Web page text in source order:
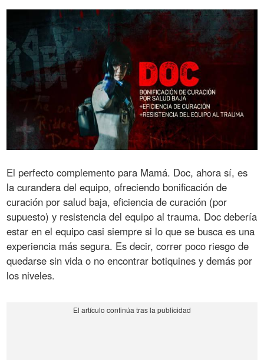
El perfecto complemento para Mamá. Doc, ahora sí, es
la curandera del equipo, ofreciendo bonificación de
curación por salud baja, eficiencia de curación (por
supuesto) y resistencia del equipo al trauma. Doc debería
estar en el equipo casi siempre si lo que se busca es una
experiencia más segura. Es decir, correr poco riesgo de
quedarse sin vida o no encontrar botiquines y demás por
los niveles.